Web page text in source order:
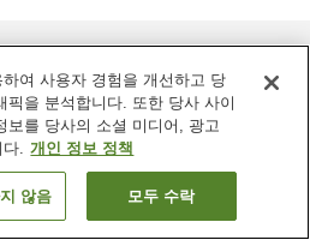
군 오피러스펜션
객실 보기
여 사용자 경험을 개선하고 당
픽을 분석합니다. 또한 당사 사이
보를 당사의 소셜 미디어, 광고
다. 개인 정보 정책
않음 모두 수락